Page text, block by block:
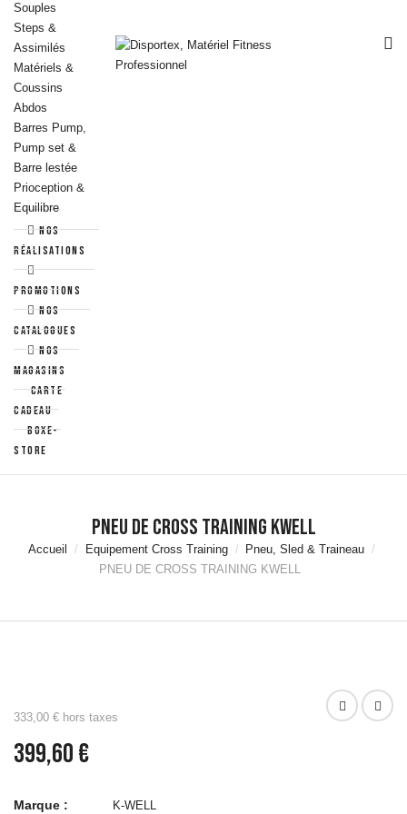
Souples
Steps &
Assimilés
Matériels &
Coussins
Abdos
Barres Pump,
Pump set &
Barre lestée
Prioception &
Equilibre
Espaliers
Racks et
Supports
Fitness
Yoga - Pilates
& Stretching
Pilates &
Gym douce
Yoga
Streching &
Récupération
Aquafitness
Accessoires
Matériels de
Haltères &
Disques &
Nos
réalisations
Promotions
Nos
catalogues
NOS
MAGASINS
Carte
cadeau
Boxe-
Store
PNEU DE CROSS TRAINING KWELL
Accueil Equipement Cross Training
Pneu, Sled & Traineau
PNEU DE CROSS TRAINING KWELL
333,00 € hors taxes
399,60 €
Marque : K-WELL